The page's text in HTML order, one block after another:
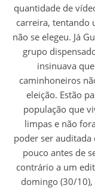
quantidade de
carreira, tentando
não se elegeu. Já
grupo
insinuava
caminhoneiros
eleição. Estão
população que
limpas e não
poder ser auditada
pouco antes de
contrário a um
domingo (30/10),